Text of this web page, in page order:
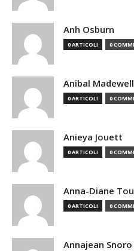
Anh Osburn
0 ARTICOLI 0
Anibal Madewell
0 ARTICOLI 0
Anieya Jouett
0 ARTICOLI 0
Anna-Diane
0 ARTICOLI 0
Annajean Snoro